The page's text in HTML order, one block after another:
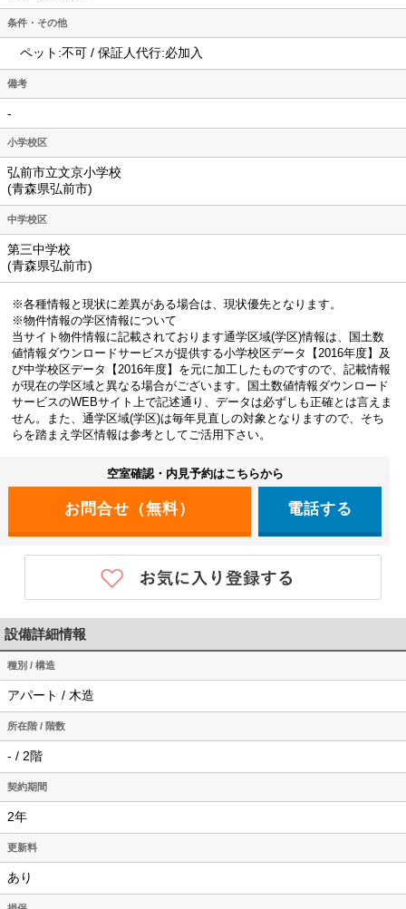
条件・その他
ペット:不可 / 保証人代行:必加入
備考
-
小学校区
弘前市立文京小学校
(青森県弘前市)
中学校区
第三中学校
(青森県弘前市)
※各種情報と現状に差異がある場合は、現状優先となります。
※物件情報の学区情報について
当サイト物件情報に記載されております通学区域(学区)情報は、国土数
値情報ダウンロードサービスが提供する小学校区データ【2016年度】及
び中学校区データ【2016年度】を元に加工したものですので、記載情報
が現在の学区域と異なる場合がございます。国土数値情報ダウンロード
サービスのWEBサイト上で記述通り、データは必ずしも正確とは言えま
せん。また、通学区域(学区)は毎年見直しの対象となりますので、そち
らを踏まえ学区情報は参考としてご活用下さい。
空室確認・内見予約はこちらから
電話する
設備詳細情報
種別 / 構造
アパート / 木造
所在階 / 階数
- / 2階
契約期間
2年
更新料
あり